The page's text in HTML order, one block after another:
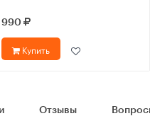
990
Купить
Отзывы